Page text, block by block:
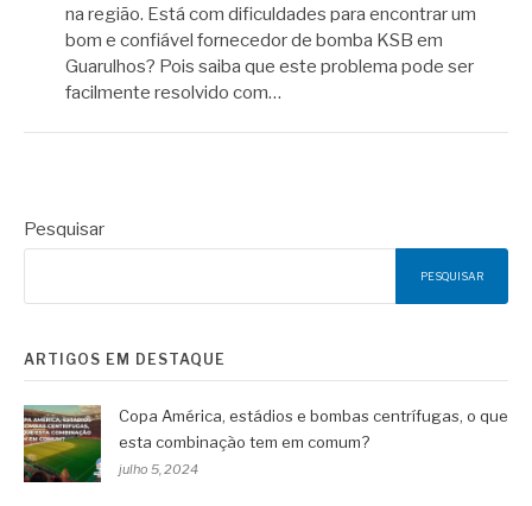
na região. Está com dificuldades para encontrar um
bom e confiável fornecedor de bomba KSB em
Guarulhos? Pois saiba que este problema pode ser
facilmente resolvido com…
Pesquisar
PESQUISAR
ARTIGOS EM DESTAQUE
Copa América, estádios e bombas centrífugas, o que
esta combinação tem em comum?
julho 5, 2024